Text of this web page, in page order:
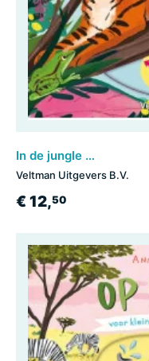
In de jungle - voor kleine ontdekkingsreizigers
Veltman Uitgevers B.V.
€ 12,50